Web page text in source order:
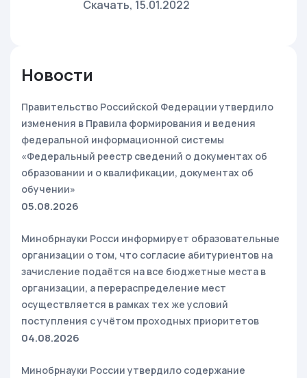
Скачать, 15.01.2022
Новости
Правительство Российской Федерации утвердило
изменения в Правила формирования и ведения
федеральной информационной системы
«Федеральный реестр сведений о документах об
образовании и о квалификации, документах об
обучении»
05.08.2026
Минобрнауки Росси информирует образовательные
организации о том, что согласие абитуриентов на
зачисление подаётся на все бюджетные места в
организации, а перераспределение мест
осуществляется в рамках тех же условий
поступления с учётом проходных приоритетов
04.08.2026
Минобрнауки России утвердило содержание